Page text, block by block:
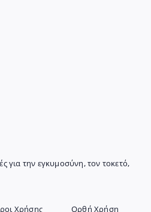
για την εγκυμοσύνη, τον τοκετό,
Χρήσης Ορθή Χρήση